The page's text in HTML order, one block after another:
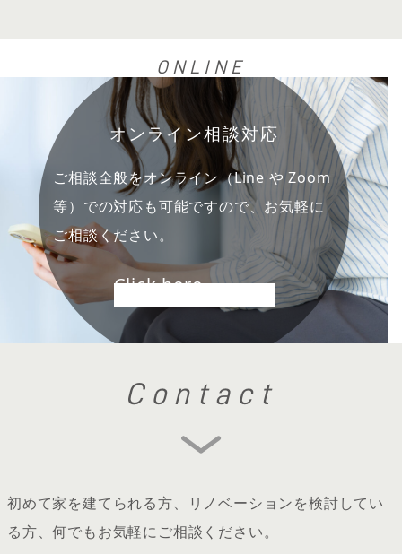
ONLINE
オンライン相談対応
ご相談全般をオンライン（Line や Zoom
等）での対応も可能ですので、お気軽に
ご相談ください。
Click here
Contact
初めて家を建てられる方、リノベーションを検討してい
る方、何でもお気軽にご相談ください。